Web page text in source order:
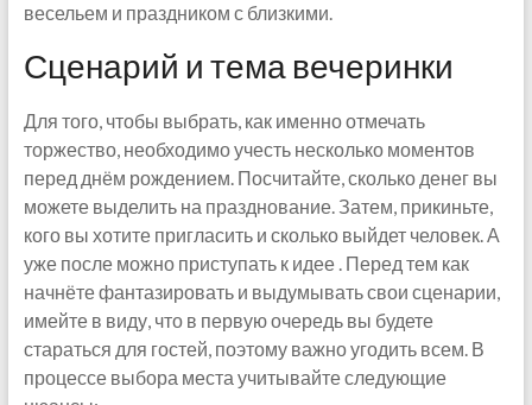
весельем и праздником с близкими.
Сценарий и тема вечеринки
Для того, чтобы выбрать, как именно отмечать
торжество, необходимо учесть несколько моментов
перед днём рождением. Посчитайте, сколько денег вы
можете выделить на празднование. Затем, прикиньте,
кого вы хотите пригласить и сколько выйдет человек. А
уже после можно приступать к идее . Перед тем как
начнёте фантазировать и выдумывать свои сценарии,
имейте в виду, что в первую очередь вы будете
стараться для гостей, поэтому важно угодить всем. В
процессе выбора места учитывайте следующие